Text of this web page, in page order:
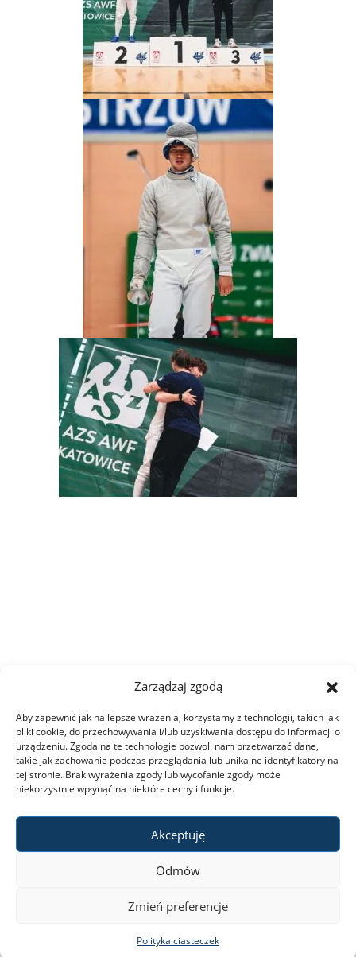
Zarządzaj zgodą
Aby zapewnić jak najlepsze wrażenia, korzystamy z technologii, takich jak
pliki cookie, do przechowywania i/lub uzyskiwania dostępu do informacji o
urządzeniu. Zgoda na te technologie pozwoli nam przetwarzać dane,
takie jak zachowanie podczas przeglądania lub unikalne identyfikatory na
tej stronie. Brak wyrażenia zgody lub wycofanie zgody może
niekorzystnie wpłynąć na niektóre cechy i funkcje.
Akceptuję
Odmów
Zmień preferencje
Polityka ciasteczek